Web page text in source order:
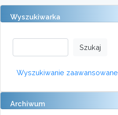
Wyszukiwarka
Wyszukiwanie zaawansowane
Archiwum